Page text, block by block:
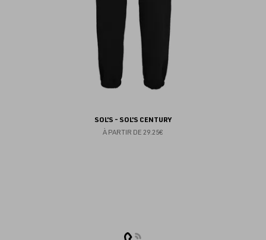
SOL'S - SOL'S CENTURY
À PARTIR DE 29.25€